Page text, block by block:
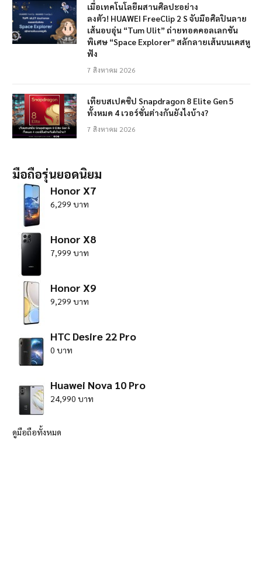
เมื่อเทคโนโลยีผสานศิลปะอย่าง
ลงตัว! HUAWEI FreeClip 2 S จับมือศิลปินลาย
เส้นอบอุ่น “Tum Ulit” ถ่ายทอดคอลเลกชัน
พิเศษ “Space Explorer” สลักลายเส้นบนเคสหู
ฟัง
7 สิงหาคม 2026
เทียบสเปคชิป Snapdragon 8 Elite Gen 5
ทั้งหมด 4 เวอร์ชั่นต่างกันยังไงบ้าง?
7 สิงหาคม 2026
มือถือรุ่นยอดนิยม
Honor X7
6,299 บาท
Honor X8
7,999 บาท
Honor X9
9,299 บาท
HTC Desire 22 Pro
0 บาท
Huawei Nova 10 Pro
24,990 บาท
ดูมือถือทั้งหมด